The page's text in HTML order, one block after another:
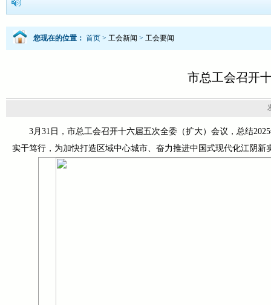
您现在的位置： 首页 > 工会新闻 > 工会要闻
市总工会召开
3月31日，市总工会召开十六届五次全委（扩大）会议，总结
实干笃行，为加快打造区域中心城市、奋力推进中国式现代化江阴